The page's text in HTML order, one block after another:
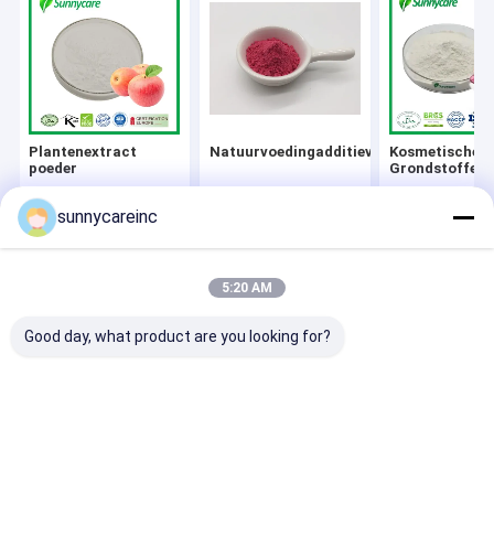
Over ons
Fabrieksreis
Kwaliteitscontrole
nieuws
Vraag een offerte aan
Plantenextract
poeder
Natuurvoedingadditieven Kosmetische
Grondstoffen
Thuis
Ongeveer
Contacteer
Desktop
Sitemap
Privacy Policy
Sunnycare Inc. All Rights Reserved.
sunnycareinc
5:20 AM
Good day, what product are you looking for?